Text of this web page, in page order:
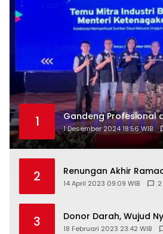
1 Gandeng Profesional
1 Desember 2024 18:56 WIB
2 Renungan Akhir
14 April 2023 09:09 WIB 2
3 Donor Darah, Wujud
18 Februari 2023 23:42 WIB